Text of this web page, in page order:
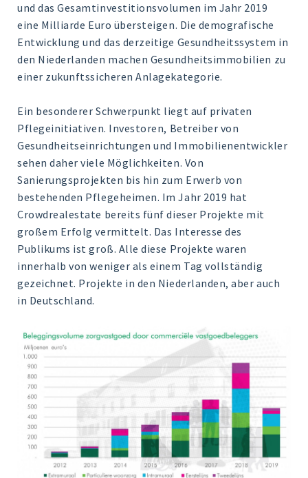
und das Gesamtinvestitionsvolumen im Jahr 2019
eine Milliarde Euro übersteigen. Die demografische
Entwicklung und das derzeitige Gesundheitssystem in
den Niederlanden machen Gesundheitsimmobilien zu
einer zukunftssicheren Anlagekategorie.
Ein besonderer Schwerpunkt liegt auf privaten
Pflegeinitiativen. Investoren, Betreiber von
Gesundheitseinrichtungen und Immobilienentwickler
sehen daher viele Möglichkeiten. Von
Sanierungsprojekten bis hin zum Erwerb von
bestehenden Pflegeheimen. Im Jahr 2019 hat
Crowdrealestate bereits fünf dieser Projekte mit
großem Erfolg vermittelt. Das Interesse des
Publikums ist groß. Alle diese Projekte waren
innerhalb von weniger als einem Tag vollständig
gezeichnet. Projekte in den Niederlanden, aber auch
in Deutschland.